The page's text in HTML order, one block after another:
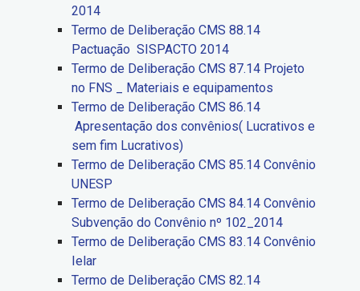
2014
Termo de Deliberação CMS 88.14
Pactuação SISPACTO 2014
Termo de Deliberação CMS 87.14 Projeto
no FNS _ Materiais e equipamentos
Termo de Deliberação CMS 86.14
Apresentação dos convênios( Lucrativos e
sem fim Lucrativos)
Termo de Deliberação CMS 85.14 Convênio
UNESP
Termo de Deliberação CMS 84.14 Convênio
Subvenção do Convênio nº 102_2014
Termo de Deliberação CMS 83.14 Convênio
Ielar
Termo de Deliberação CMS 82.14